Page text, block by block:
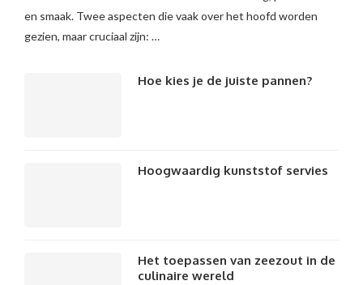
en smaak. Twee aspecten die vaak over het hoofd worden
gezien, maar cruciaal zijn: …
Hoe kies je de juiste pannen?
Hoogwaardig kunststof servies
Het toepassen van zeezout in de
culinaire wereld